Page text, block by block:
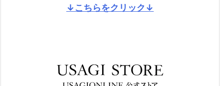
↓こちらをクリック↓